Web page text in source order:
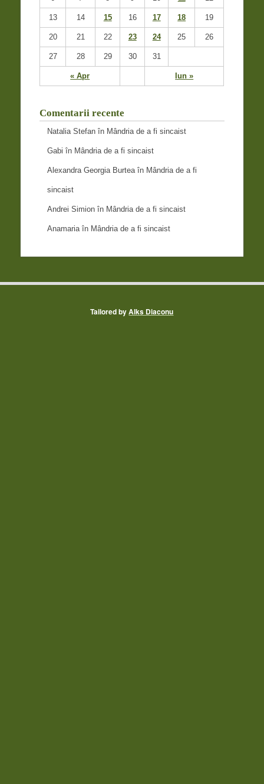
« Apr Iun »
13 14 15 16 17 18 19
20 21 22 23 24 25 26
27 28 29 30 31
Comentarii recente
Natalia Stefan în Mândria de a fi sincaist
Gabi în Mândria de a fi sincaist
Alexandra Georgia Burteaîn Mândria de a fi
sincaist
Andrei Simion în Mândria de a fi sincaist
Anamariaîn Mândria de a fi sincaist
Tailored byAlks Diaconu